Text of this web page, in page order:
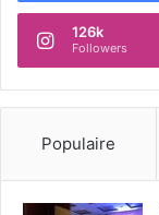
126k
Followers
Populaire